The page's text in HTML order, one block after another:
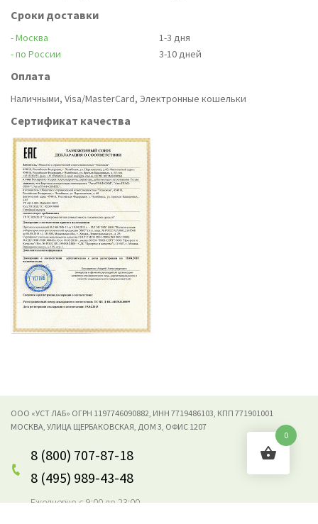
Сроки доставки
- Москва
1-3 дня
- по России
3-10 дней
Оплата
Наличными, Visa/MasterCard, Электронные кошельки
Сертификат качества
ООО «УСТ ЛАБ» ОГРН 1197746090882, ИНН 7719486103, КПП 771901001
МОСКВА, УЛИЦА ЩЕРБАКОВСКАЯ, ДОМ 3, ОФИС 1207
8 (800) 707-87-18
8 (495) 989-43-48
Ежедневно с 9:00 до 23:00
0